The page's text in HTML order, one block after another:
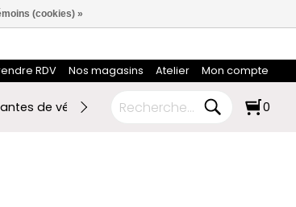
RDV Nos magasins Atelier Mon compte
de vélo Ski de fond RABAIS FIN DE
0
(cookies) »